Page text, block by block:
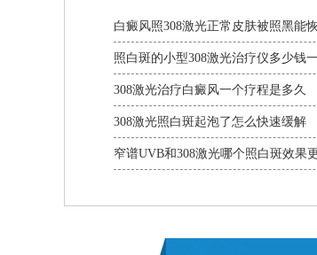
白癜风照308激光正常皮肤被照黑能
照白斑的小型308激光治疗仪多少钱
308激光治疗白癜风一个疗程是多久
308激光照白斑起泡了怎么快速缓解
窄谱UVB和308激光哪个照白斑效果